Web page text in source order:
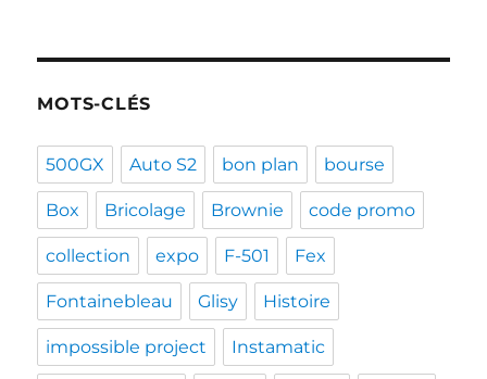
MOTS-CLÉS
500GX Auto S2 bon plan bourse
Box Bricolage Brownie code promo
collection expo F-501 Fex
Fontainebleau Glisy Histoire
impossible project Instamatic